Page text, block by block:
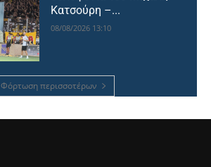
Κατσούρη –...
08/08/2026 13:10
Φόρτωση περισσοτέρων